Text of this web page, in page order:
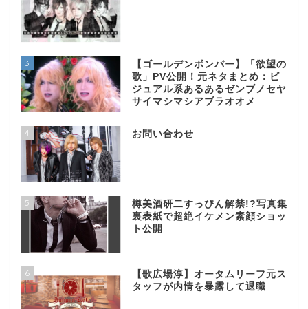
3
【ゴールデンボンバー】「欲望の
歌」PV公開！元ネタまとめ：ビ
ジュアル系あるあるゼンブノセヤ
サイマシマシアブラオオメ
4 お問い合わせ
5
樽美酒研二すっぴん解禁!?写真集
裏表紙で超絶イケメン素顔ショッ
ト公開
6
【歌広場淳】オータムリーフ元ス
タッフが内情を暴露して退職